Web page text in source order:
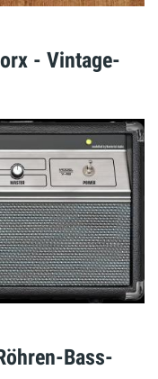
- Vintage-
Bass-